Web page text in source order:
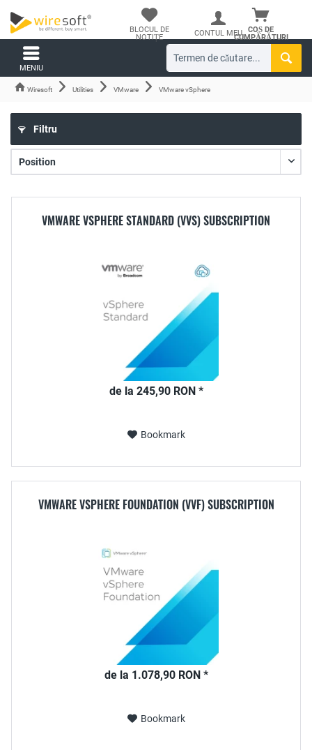
COȘ DE
CUMPĂRĂTURI
BLOCUL DE
NOTIȚE
CONTUL MEU
MENIU
Wiresoft Utilities VMware VMware vSphere
Filtru
VMWARE VSPHERE STANDARD (VVS) SUBSCRIPTION
de la 245,90 RON *
Bookmark
VMWARE VSPHERE FOUNDATION (VVF) SUBSCRIPTION
de la 1.078,90 RON *
Bookmark